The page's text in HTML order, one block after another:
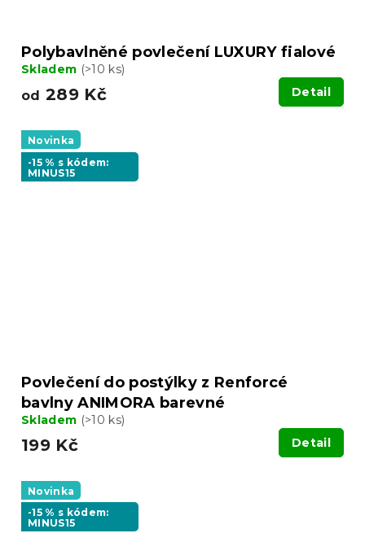
Polybavlněné povlečení LUXURY fialové
Skladem (>10 ks)
od 289 Kč Detail
Novinka
-15 % s kódem:
MINUS15
Povlečení do postýlky z Renforcé
bavlny ANIMORA barevné
Skladem (>10 ks)
199 Kč Detail
Novinka
-15 % s kódem:
MINUS15